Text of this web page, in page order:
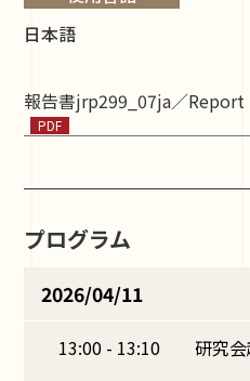
日本語
報告書jrp299_07ja／
プログラム
2026/04/11
13:00 - 13:10 研究